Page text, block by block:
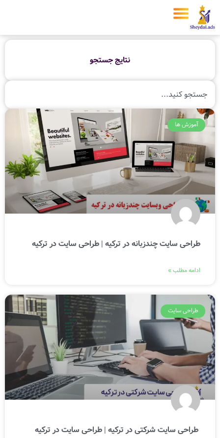
نتایج جستجو
آموزش ها
طراحی سایت چندزبانه در ترکیه | طراحی سایت در ترکیه
ادامه مطلب »
طراحی سایت
طراحی سایت شرکتی در ترکیه | طراحی سایت در ترکیه